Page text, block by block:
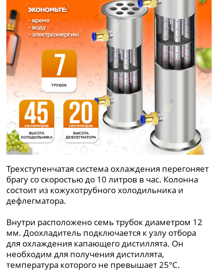
Трехступенчатая система охлаждения перегоняет
брагу со скоростью до 10 литров в час. Колонна
состоит из кожухотрубного холодильника и
дефлегматора.
Внутри расположено семь трубок диаметром 12
мм. Доохладитель подключается к узлу отбора
для охлаждения капающего дистиллята. Он
необходим для получения дистиллята,
температура которого не превышает 25°С.